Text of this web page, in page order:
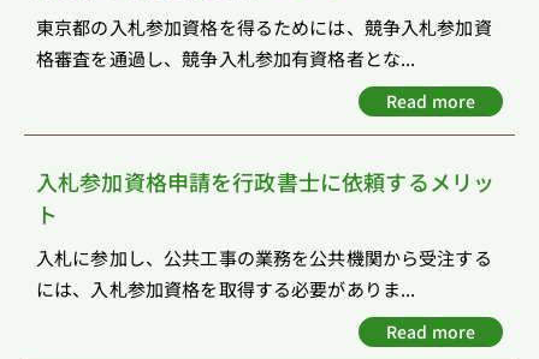
東京都の入札参加資格を得るためには、競争入札参加資
格審査を通過し、競争入札参加有資格者とな...
Read more
入札参加資格申請を行政書士に依頼するメリッ
ト
入札に参加し、公共工事の業務を公共機関から受注する
には、入札参加資格を取得する必要がありま...
Read more